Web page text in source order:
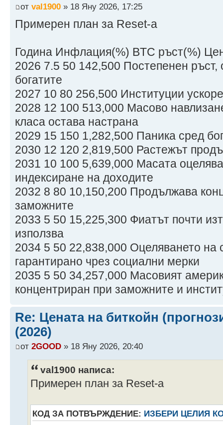
от val1900 » 18 Яну 2026, 17:25
Примерен план за Reset-a
Година Инфлация(%) BTC ръст(%)
2026 7.5 50 142,500 Постепенен ръст,
богатите
2027 10 80 256,500 Институции
2028 12 100 513,000 Масово
класа остава настрана
2029 15 150 1,282,500 Паника сред
2030 12 120 2,819,500 Растежът
2031 10 100 5,639,000 Масата
индексиране на доходите
2032 8 80 10,150,200 Продължава
заможните
2033 5 50 15,225,300 Фиатът почти
използва
2034 5 50 22,838,000 Оцеляването на
гарантирано чрез социални мерки
2035 5 50 34,257,000 Масовият
концентриран при заможните и
Re: Цената на биткойн
(2026)
от 2GOOD » 18 Яну 2026, 20:40
val1900 написа:
Примерен план за Reset-a
КОД ЗА ПОТВЪРЖДЕНИЕ: ИЗБЕРИ ЦЕЛИЯ